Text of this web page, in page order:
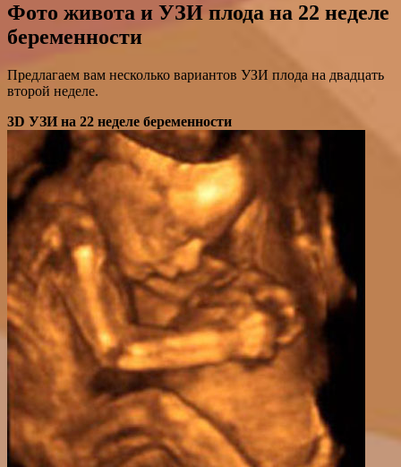
Фото живота и УЗИ плода на 22 неделе
беременности
Предлагаем вам несколько вариантов УЗИ плода на двадцать
второй неделе.
3D УЗИ на 22 неделе беременности